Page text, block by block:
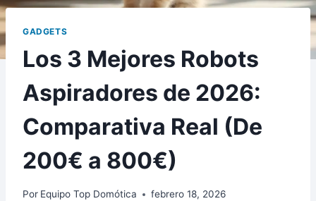
GADGETS
Los 3 Mejores Robots
Aspiradores de 2026:
Comparativa Real (De
200€ a 800€)
Por Equipo Top Domótica febrero 18, 2026